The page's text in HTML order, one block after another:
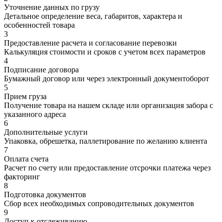
Уточнение данных по грузу
Детальное определение веса, габаритов, характера и
особенностей товара
3
Предоставление расчета и согласование перевозки
Калькуляция стоимости и сроков с учетом всех параметров
4
Подписание договора
Бумажный договор или через электронный документоборот
5
Прием груза
Получение товара на нашем складе или организация забора с
указанного адреса
6
Дополнительные услуги
Упаковка, обрешетка, паллетирование по желанию клиента
7
Оплата счета
Расчет по счету или предоставление отсрочки платежа через
факторинг
8
Подготовка документов
Сбор всех необходимых сопроводительных документов
9